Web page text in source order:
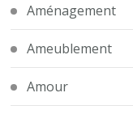
Aménagement
Ameublement
Amour